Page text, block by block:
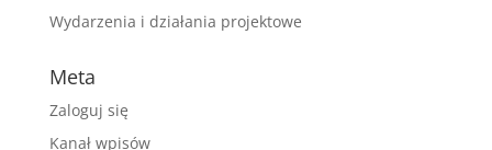
Wydarzenia i działania projektowe
Meta
Zaloguj się
Kanał wpisów